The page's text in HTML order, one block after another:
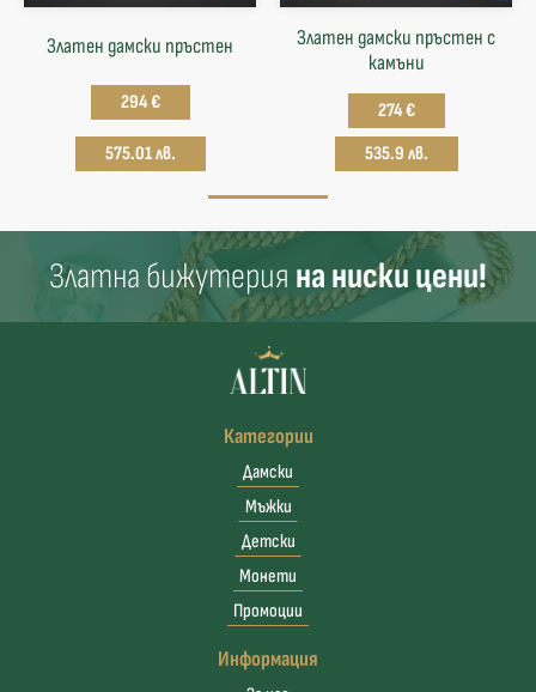
Златен дамски пръстен
294 €
575.01 лв.
Златен дамски пръстен с
камъни
274 €
535.9 лв.
Златна бижутерия на ниски цени!
Категории
Дамски
Мъжки
Детски
Монети
Промоции
Информация